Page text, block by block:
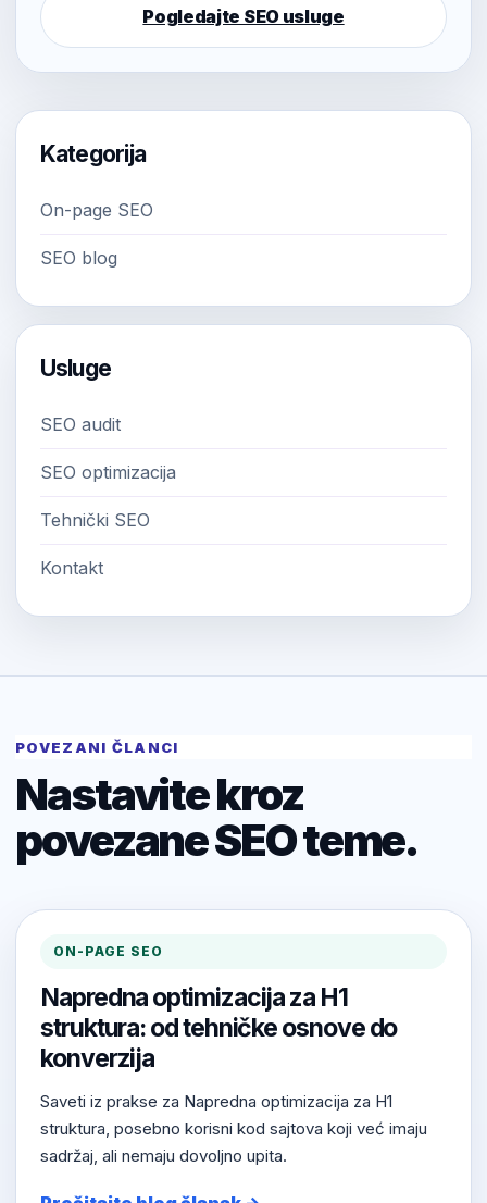
Pogledajte SEO usluge
Kategorija
On-page SEO
SEO blog
Usluge
SEO audit
SEO optimizacija
Tehnički SEO
Kontakt
POVEZANI ČLANCI
Nastavite kroz
povezane SEO teme.
ON-PAGE SEO
Napredna optimizacija za H1
struktura: od tehničke osnove do
konverzija
Saveti iz prakse za Napredna optimizacija za H1
struktura, posebno korisni kod sajtova koji već imaju
sadržaj, ali nemaju dovoljno upita.